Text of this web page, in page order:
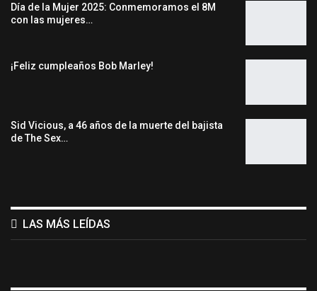
Día de la Mujer 2025: Conmemoramos el 8M
con las mujeres…
¡Feliz cumpleaños Bob Marley!
Sid Vicious, a 46 años de la muerte del bajista
de The Sex…
LAS MÁS LEÍDAS